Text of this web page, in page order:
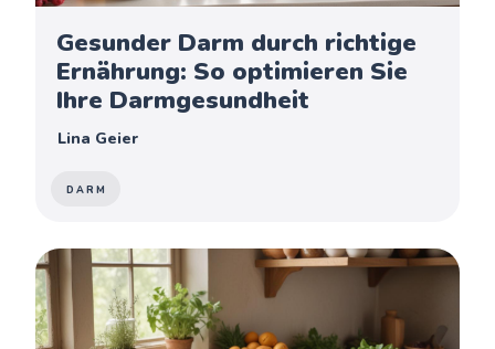
Gesunder Darm durch richtige
Ernährung: So optimieren Sie
Ihre Darmgesundheit
Lina Geier
DARM